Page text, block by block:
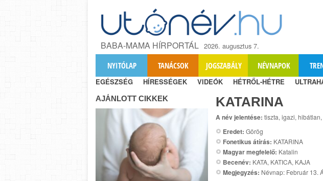
BABA-MAMA HÍRPORTÁL 2026. augusztus 7.
NYITÓLAP TANÁCSOK JOGSZABÁLY NÉVNAPOK
EGÉSZSÉG HÍRESSÉGEK VIDEÓK HÉTRŐL-HÉTRE
KATARINA
A név jelentése: tiszta, igazi,
Eredet: Görög
Fonetikus átírás: KATARINA
Magyar megfelelő: Katalin
Becenév: KATA, KATICA, KAJA
Megjegyzés: Névnap: Február 13.
AJÁNLOTT CIKKEK